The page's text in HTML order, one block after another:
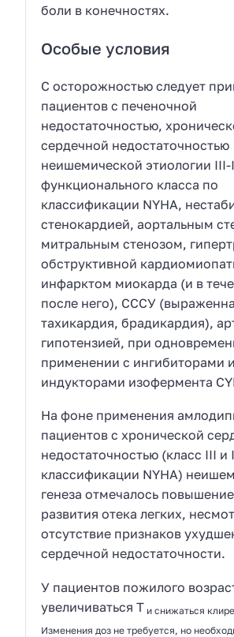
боли в конечностях.
Особые условия
С осторожностью следует
пациентов с печеночной
недостаточностью,
сердечной недостаточностью
неишемической этиологии III-
функционального класса по
классификации NYHA,
стенокардией, аортальным
митральным стенозом,
обструктивной
инфарктом миокарда (и в
после него), СССУ
тахикардия, брадикардия),
гипотензией, при
применении с ингибиторами
индукторами изофермента
На фоне применения
пациентов с хронической
недостаточностью (класс III и
классификации NYHA)
генеза отмечалось
развития отека легких,
отсутствие признаков
сердечной недостаточности.
У пациентов пожилого
увеличиваться T и снижаться
Изменения доз не требуется, но